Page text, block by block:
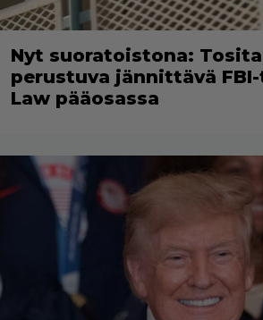
Nyt suoratoistona:
perustuva jännittävä
Law pääosassa